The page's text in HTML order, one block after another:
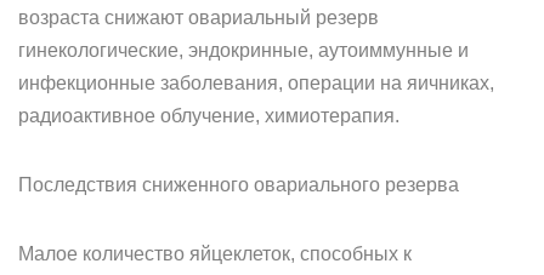
возраста снижают овариальный резерв
гинекологические, эндокринные, аутоиммунные и
инфекционные заболевания, операции на яичниках,
радиоактивное облучение, химиотерапия.
Последствия сниженного овариального резерва
Малое количество яйцеклеток, способных к